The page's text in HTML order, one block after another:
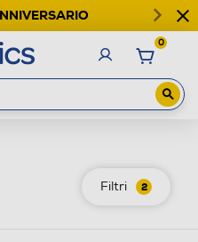
0
Filtri 2